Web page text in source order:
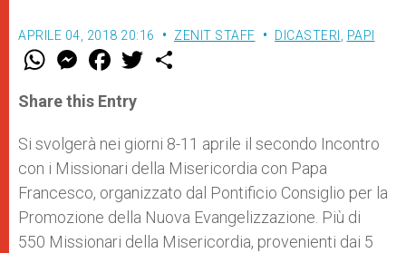
APRILE 04, 2018 20:16 ZENIT STAFF DICASTERI , PAPI
W
t
s
p
p
M
e
s
e
g
e
r
F
a
e
b
o
k
w
r
Share this Entry
Si svolgerà nei giorni 8-11 aprile il secondo Incontro
con i Missionari della Misericordia con Papa
Francesco, organizzato dal Pontificio Consiglio per la
Promozione della Nuova Evangelizzazione. Più di
550 Missionari della Misericordia, provenienti dai 5